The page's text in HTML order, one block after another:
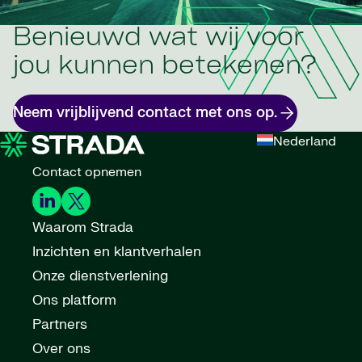
Benieuwd wat wij voor
jou kunnen betekenen?
Neem vrijblijvend contact met ons op.
Nederland
Contact opnemen
Waarom Strada
Inzichten en klantverhalen
Onze dienstverlening
Ons platform
Partners
Over ons